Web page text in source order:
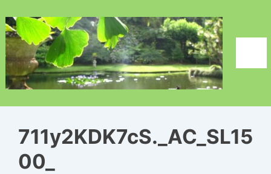
Zum
Inhalt
711y2KDK7cS._AC_SL15
00_